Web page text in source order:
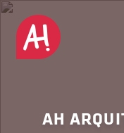
AH